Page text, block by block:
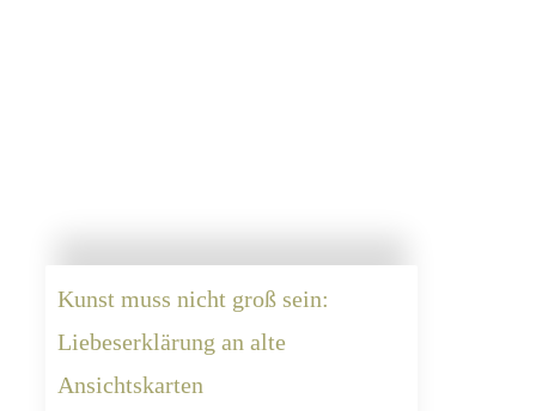
Kunst muss nicht groß sein:
Liebeserklärung an alte
Ansichtskarten